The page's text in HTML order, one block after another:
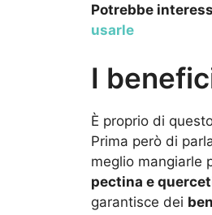
Potrebbe
usarle
I
È proprio di
Prima però di
meglio mangiarle
pectina e
garantisce dei